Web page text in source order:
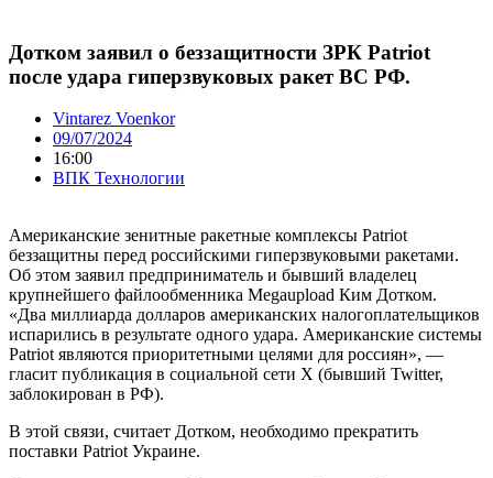
Дотком заявил о беззащитности ЗРК Patriot
после удара гиперзвуковых ракет ВС РФ.
Vintarez Voenkor
09/07/2024
16:00
ВПК Технологии
Американские зенитные ракетные комплексы Patriot
беззащитны перед российскими гиперзвуковыми ракетами.
Об этом заявил предприниматель и бывший владелец
крупнейшего файлообменника Megaupload Ким Дотком.
«Два миллиарда долларов американских налогоплательщиков
испарились в результате одного удара. Американские системы
Patriot являются приоритетными целями для россиян», —
гласит публикация в социальной сети X (бывший Twitter,
заблокирован в РФ).
В этой связи, считает Дотком, необходимо прекратить
поставки Patriot Украине.